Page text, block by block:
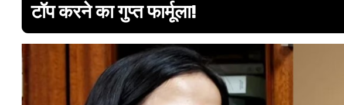
टॉप करने का गुप्त फार्मूला!